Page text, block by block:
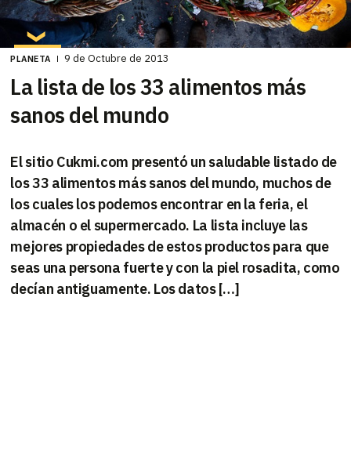
PLANETA 9 de Octubre de 2013
La lista de los 33 alimentos más
sanos del mundo
El sitio Cukmi.com presentó un saludable listado de
los 33 alimentos más sanos del mundo, muchos de
los cuales los podemos encontrar en la feria, el
almacén o el supermercado. La lista incluye las
mejores propiedades de estos productos para que
seas una persona fuerte y con la piel rosadita, como
decían antiguamente. Los datos […]